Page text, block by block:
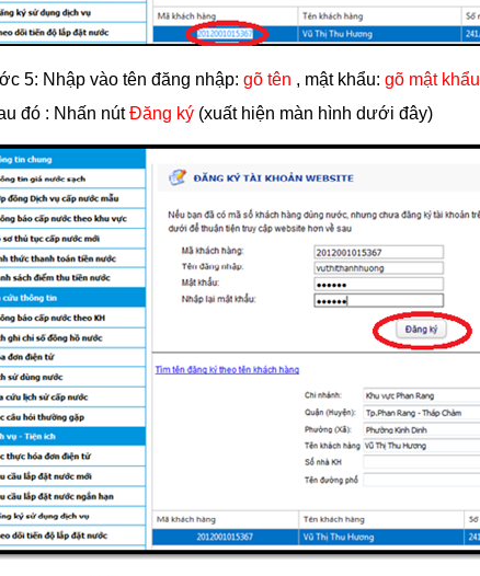
5: Nhập vào tên đăng nhập: gõ tên , mật khẩu: gõ mật khẩu
đó : Nhấn nútĐăng ký(xuất hiện màn hình dưới đây)